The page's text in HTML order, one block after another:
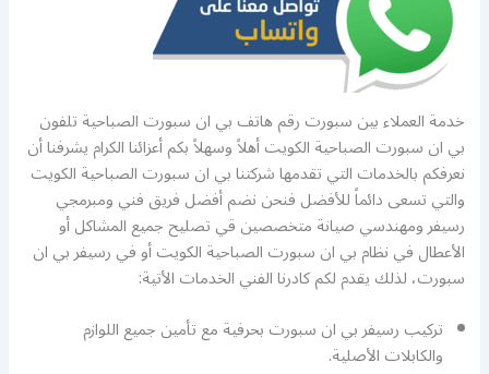
خدمة العملاء بين سبورت رقم هاتف بي ان سبورت الصباحية تلفون
بي ان سبورت الصباحية الكويت أهلاً وسهلاً بكم أعزائنا الكرام يشرفنا أن
نعرفكم بالخدمات التي تقدمها شركتنا بي ان سبورت الصباحية الكويت
والتي تسعى دائماً للأفضل فنحن نضم أفضل فريق فني ومبرمجي
رسيفر ومهندسي صيانة متخصصين قي تصليح جميع المشاكل أو
الأعطال في نظام بي ان سبورت الصباحية الكويت أو في رسيفر بي ان
سبورت، لذلك يقدم لكم كادرنا الفني الخدمات الأتية:
تركيب رسيفر بي ان سبورت بحرفية مع تأمين جميع اللوازم
والكابلات الأصلية.